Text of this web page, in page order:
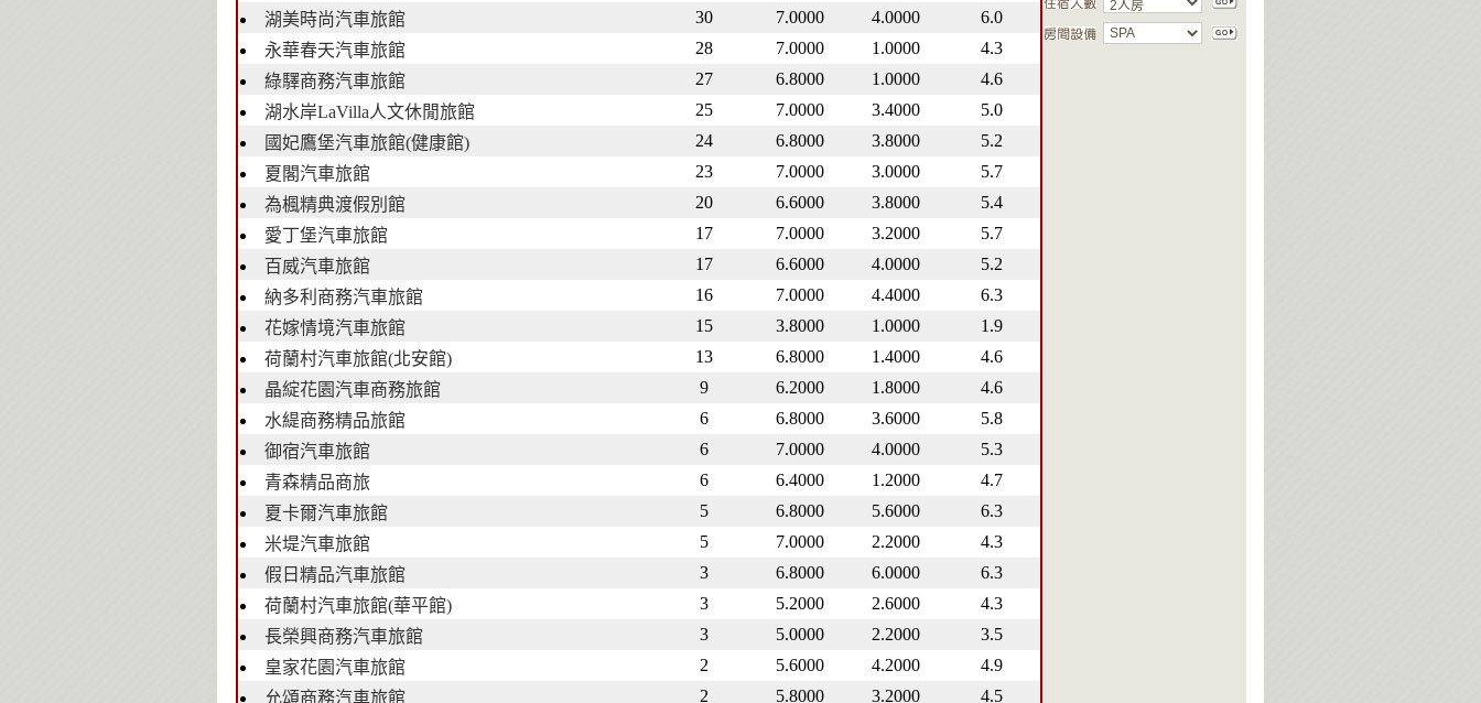
湖美時尚汽車旅館
30 7.0000 4.0000
6.0
永華春天汽車旅館
28 7.0000 1.0000
4.3
綠驛商務汽車旅館
27 6.8000 1.0000
4.6
湖水岸LaVilla人文休閒旅館
25 7.0000 3.4000
5.0
國妃鷹堡汽車旅館(健康館)
24 6.8000 3.8000
5.2
夏閣汽車旅館
23 7.0000 3.0000
5.7
為楓精典渡假別館
20 6.6000 3.8000
5.4
愛丁堡汽車旅館
17 7.0000 3.2000
5.7
百威汽車旅館
17 6.6000 4.0000
5.2
納多利商務汽車旅館
16 7.0000 4.4000
6.3
花嫁情境汽車旅館
15 3.8000 1.0000
1.9
荷蘭村汽車旅館(北安館)
13 6.8000 1.4000
4.6
晶綻花園汽車商務旅館
9 6.2000 1.8000
4.6
水緹商務精品旅館
6 6.8000 3.6000
5.8
御宿汽車旅館
6 7.0000 4.0000
5.3
青森精品商旅
6 6.4000 1.2000
4.7
夏卡爾汽車旅館
5 6.8000 5.6000
6.3
米堤汽車旅館
5 7.0000 2.2000
4.3
假日精品汽車旅館
3 6.8000 6.0000
6.3
荷蘭村汽車旅館(華平館)
3 5.2000 2.6000
4.3
長榮興商務汽車旅館
3 5.0000 2.2000
3.5
皇家花園汽車旅館
2 5.6000 4.2000
4.9
允頌商務汽車旅館
2 5.8000 3.2000 4.5